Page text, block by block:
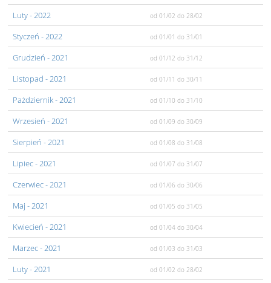
Luty- 2022 od 01/02 do 28/02
Styczeń - 2022 od 01/01 do 31/01
Grudzień - 2021 od 01/12 do 31/12
Listopad - 2021 od 01/11 do 30/11
Pażdziernik- 2021 od 01/10 do 31/10
Wrzesień - 2021 od 01/09 do 30/09
Sierpień - 2021 od 01/08 do 31/08
Lipiec- 2021 od 01/07 do 31/07
Czerwiec- 2021 od 01/06 do 30/06
Maj - 2021 od 01/05 do 31/05
Kwiecień - 2021 od 01/04 do 30/04
Marzec- 2021 od 01/03 do 31/03
Luty- 2021 od 01/02 do 28/02